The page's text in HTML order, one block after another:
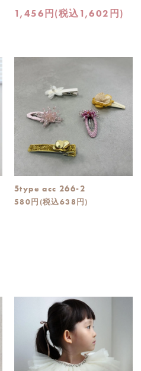
1,456円(税込1,602円)
5type acc 266-2
580円(税込638円)